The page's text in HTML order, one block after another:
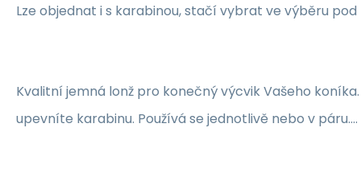
Lze objednat i s karabinou, stačí vybrat ve výběru
Kvalitní jemná lonž pro konečný výcvik Vašeho
upevníte karabinu. Používá se jednotlivě nebo v páru....